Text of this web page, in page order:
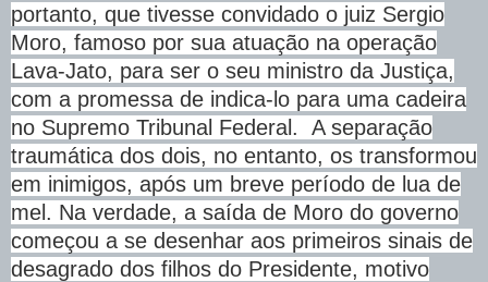
portanto, que tivesse convidado o juiz Sergio
Moro, famoso por sua atuação na operação
Lava-Jato, para ser o seu ministro da Justiça,
com a promessa de indica-lo para uma cadeira
no Supremo Tribunal Federal. A separação
traumática dos dois, no entanto, os transformou
em inimigos, após um breve período de lua de
mel. Na verdade, a saída de Moro do governo
começou a se desenhar aos primeiros sinais de
desagrado dos filhos do Presidente, motivo